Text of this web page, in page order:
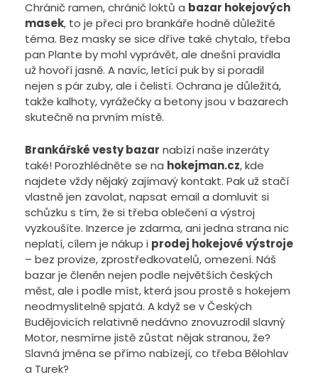
Chránič ramen, chránič loktů a bazar hokejových
masek, to je přeci pro brankáře hodně důležité
téma. Bez masky se sice dříve také chytalo, třeba
pan Plante by mohl vyprávět, ale dnešní pravidla
už hovoří jasně. A navíc, letící puk by si poradil
nejen s pár zuby, ale i čelistí. Ochrana je důležitá,
takže kalhoty, vyrážečky a betony jsou v bazarech
skutečně na prvním místě.
Brankářské vesty bazar nabízí naše inzeráty
také! Porozhlédněte se na hokejman.cz, kde
najdete vždy nějaký zajímavý kontakt. Pak už stačí
vlastně jen zavolat, napsat email a domluvit si
schůzku s tím, že si třeba oblečení a výstroj
vyzkoušíte. Inzerce je zdarma, ani jedna strana nic
neplatí, cílem je nákup i prodej hokejové výstroje
– bez provize, zprostředkovatelů, omezení. Náš
bazar je členěn nejen podle největších českých
měst, ale i podle míst, která jsou prostě s hokejem
neodmyslitelně spjatá. A když se v Českých
Budějovicích relativně nedávno znovuzrodil slavný
Motor, nesmíme jistě zůstat nějak stranou, že?
Slavná jména se přímo nabízejí, co třeba Bělohlav
a Turek?